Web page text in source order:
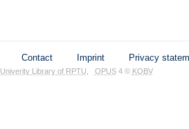
Contact Imprint Privacy
Univerity Library of RPTU OPUS4 © KOBV